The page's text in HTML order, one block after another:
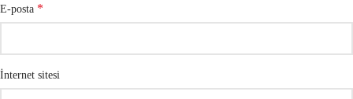
E-posta *
İnternet sitesi